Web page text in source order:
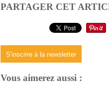
PARTAGER CET
S'inscrire à la newsletter
Vous aimerez aussi :